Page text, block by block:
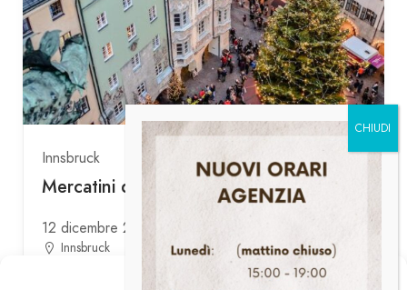
Gestisci i Cookies
Innsbruck
Mercatini di Natale a Innsbruck
12 dicembre 2026
Innsbruck